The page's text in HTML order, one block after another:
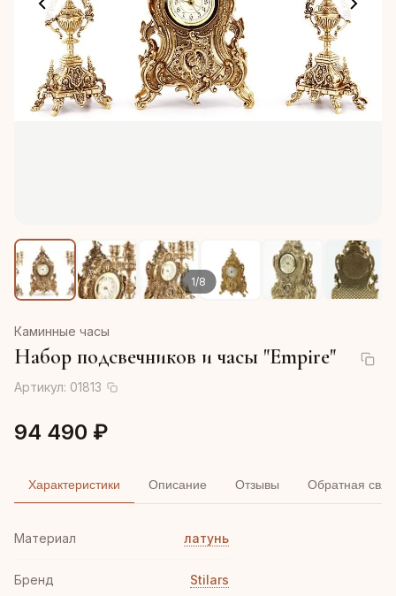
1/8
Каминные часы
Набор подсвечников и часы "Empire"
Артикул: 01813
94 490 ₽
Характеристики Описание Отзывы Обратная
Материал латунь
Бренд Stilars